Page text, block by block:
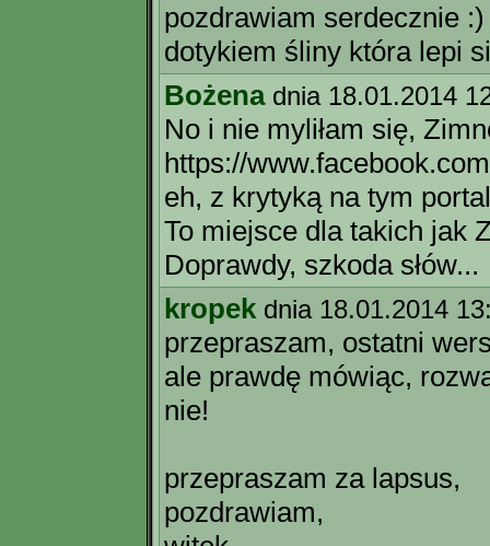
pozdrawiam serdecznie :)
dotykiem śliny która lepi
Bożena dnia 18.01.2014
No i nie myliłam się,
https://
eh, z krytyką na tym
To miejsce dla takich jak
Doprawdy, szkoda słów...
kropek dnia 18.01.2014
przepraszam, ostatni
ale prawdę mówiąc,
nie!
przepraszam za lapsus,
pozdrawiam,